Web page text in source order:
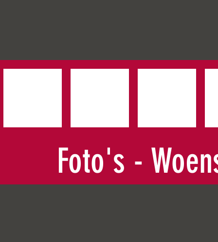
Foto's -